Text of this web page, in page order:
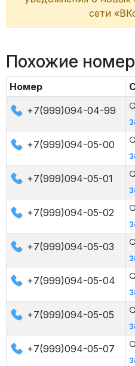
сети
Похожие
Номер
+7(999)094-04-99
+7(999)094-05-00
+7(999)094-05-01
+7(999)094-05-02
+7(999)094-05-03
+7(999)094-05-04
+7(999)094-05-05
+7(999)094-05-07